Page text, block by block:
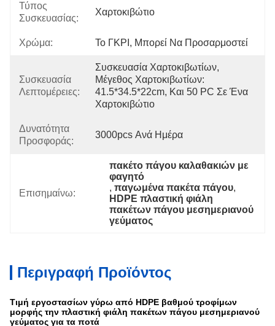
Τύπος
Συσκευασίας:
Χαρτοκιβώτιο
Χρώμα: Το ΓΚΡΙ, Μπορεί Να Προσαρμοστεί
Συσκευασία
Λεπτομέρειες:
Συσκευασία Χαρτοκιβωτίων,
Μέγεθος Χαρτοκιβωτίων:
41.5*34.5*22cm, Και 50 PC Σε Ένα
Χαρτοκιβώτιο
Δυνατότητα
Προσφοράς:
3000pcs Ανά Ημέρα
Επισημαίνω:
πακέτο πάγου καλαθακιών με
φαγητό
, παγωμένα πακέτα πάγου,
HDPE πλαστική φιάλη
πακέτων πάγου μεσημεριανού
γεύματος
Περιγραφή Προϊόντος
Τιμή εργοστασίων γύρω από HDPE βαθμού τροφίμων
μορφής την πλαστική φιάλη πακέτων πάγου μεσημεριανού
γεύματος για τα ποτά